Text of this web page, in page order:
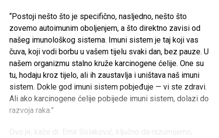
“Postoji nešto što je specifično, nasljedno, nešto što
zovemo autoimunim oboljenjem, a što direktno zavisi od
našeg imunološkog sistema. Imuni sistem je taj koji vas
čuva, koji vodi borbu u vašem tijelu svaki dan, bez pauze. U
našem organizmu stalno kruže karcinogene ćelije. One su
tu, hodaju kroz tijelo, ali ih zaustavlja i uništava naš imuni
sistem. Dokle god imuni sistem pobjeđuje — vi ste zdravi.
Ali ako karcinogene ćelije pobijede imuni sistem, dolazi do
razvoja raka.”